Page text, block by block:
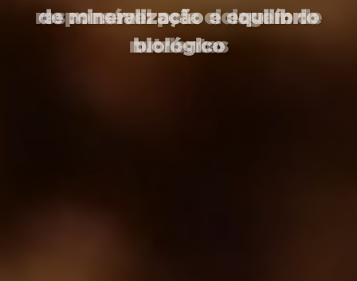
de mineralização e equilíbrio
biológico